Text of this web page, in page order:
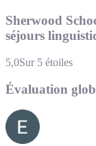
Sherwood
séjours
5,0Sur 5 étoiles
Évaluation